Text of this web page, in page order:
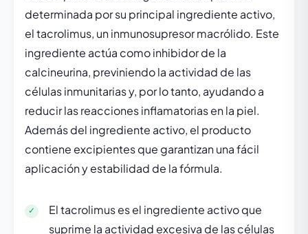
determinada por su principal ingrediente activo,
el tacrolimus, un inmunosupresor macrólido. Este
ingrediente actúa como inhibidor de la
calcineurina, previniendo la actividad de las
células inmunitarias y, por lo tanto, ayudando a
reducir las reacciones inflamatorias en la piel.
Además del ingrediente activo, el producto
contiene excipientes que garantizan una fácil
aplicación y estabilidad de la fórmula.
El tacrolimus es el ingrediente activo que
suprime la actividad excesiva de las células